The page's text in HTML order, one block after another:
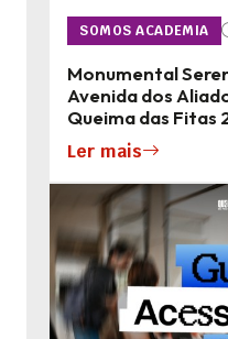
SOMOS ACADEMIA
Monumental
Avenida dos
Queima das Fitas
Ler mais